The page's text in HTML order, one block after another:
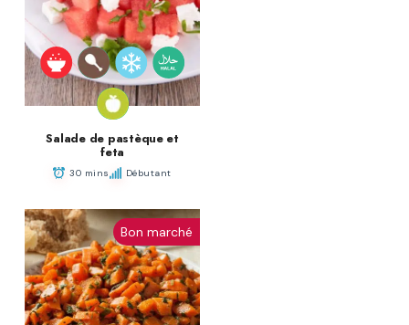
Salade de pastèque et
feta
30 mins Débutant
Bon marché